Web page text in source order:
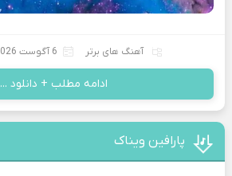
آهنگ های برتر 6 آگوست 2026
ادامه مطلب + دانلود ...
پارافین ویناک